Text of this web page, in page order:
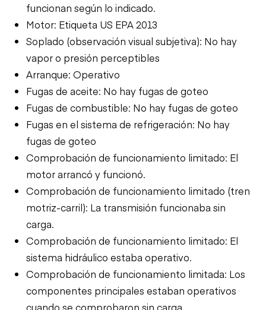
funcionan según lo indicado.
Motor: Etiqueta US EPA 2013
Soplado (observación visual subjetiva): No hay
vapor o presión perceptibles
Arranque: Operativo
Fugas de aceite: No hay fugas de goteo
Fugas de combustible: No hay fugas de goteo
Fugas en el sistema de refrigeración: No hay
fugas de goteo
Comprobación de funcionamiento limitado: El
motor arrancó y funcionó.
Comprobación de funcionamiento limitado (tren
motriz-carril): La transmisión funcionaba sin
carga.
Comprobación de funcionamiento limitado: El
sistema hidráulico estaba operativo.
Comprobación de funcionamiento limitada: Los
componentes principales estaban operativos
cuando se comprobaron sin carga.